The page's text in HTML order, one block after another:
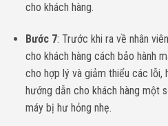
cho khách hàng.
Bước 7: Trước khi ra về nhân
cho khách hàng cách bảo hành
cho hợp lý và giảm thiểu các lỗi,
hướng dẫn cho khách hàng một
máy bị hư hỏng nhẹ.